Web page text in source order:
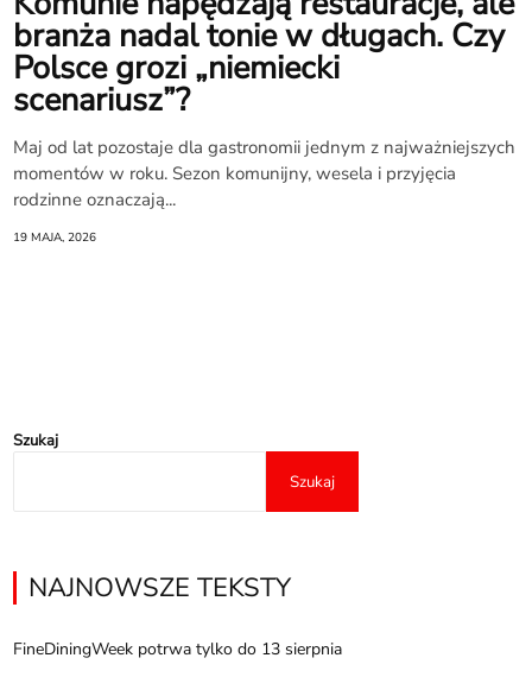
branża nadal tonie w długach. Czy
Polsce grozi „niemiecki
scenariusz”?
Maj od lat pozostaje dla gastronomii jednym z najważniejszych
momentów w roku. Sezon komunijny, wesela i przyjęcia
rodzinne oznaczają...
19 MAJA, 2026
Szukaj
Szukaj
NAJNOWSZE TEKSTY
FineDiningWeek potrwa tylko do 13 sierpnia